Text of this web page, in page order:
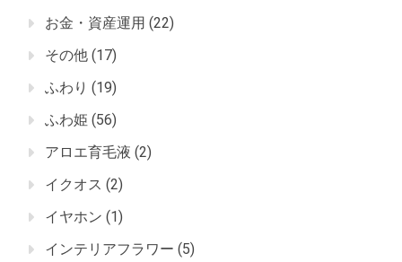
お金・資産運用 (22)
その他 (17)
ふわり (19)
ふわ姫 (56)
アロエ育毛液 (2)
イクオス (2)
イヤホン (1)
インテリアフラワー (5)